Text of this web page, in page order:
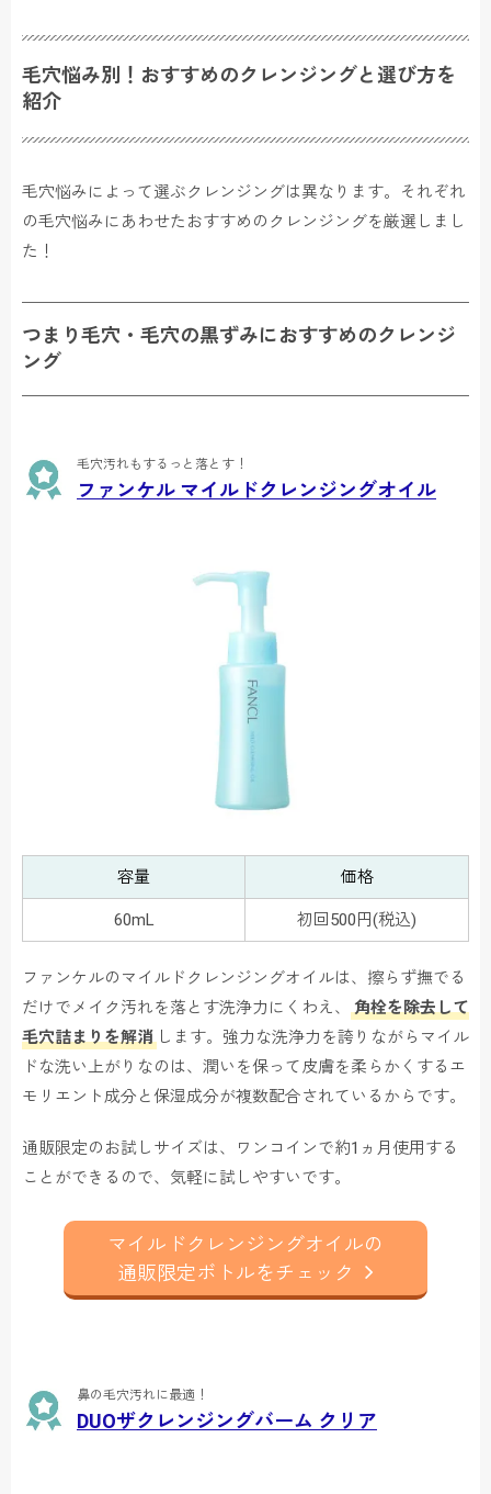
毛穴悩み別！おすすめのクレンジングと選び方を
紹介
毛穴悩みによって選ぶクレンジングは異なります。それぞれ
の毛穴悩みにあわせたおすすめのクレンジングを厳選しまし
た！
つまり毛穴・毛穴の黒ずみにおすすめのクレンジ
ング
毛穴汚れもするっと落とす！
ファンケル マイルドクレンジングオイル
容量 価格
60mL 初回500円(税込)
ファンケルのマイルドクレンジングオイルは、擦らず撫でる
だけでメイク汚れを落とす洗浄力にくわえ、
角栓を除去して
毛穴詰まりを解消 します。強力な洗浄力を誇りながらマイル
ドな洗い上がりなのは、潤いを保って皮膚を柔らかくするエ
モリエント成分と保湿成分が複数配合されているからです。
通販限定のお試しサイズは、ワンコインで約1ヵ月使用する
ことができるので、気軽に試しやすいです。
マイルドクレンジングオイルの
通販限定ボトルをチェック
鼻の毛穴汚れに最適！
DUOザクレンジングバーム クリア